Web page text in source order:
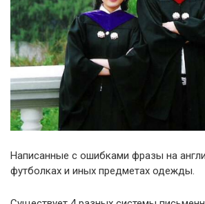
Написанные с ошибками фразы на
футболках и иных предметах одежды.